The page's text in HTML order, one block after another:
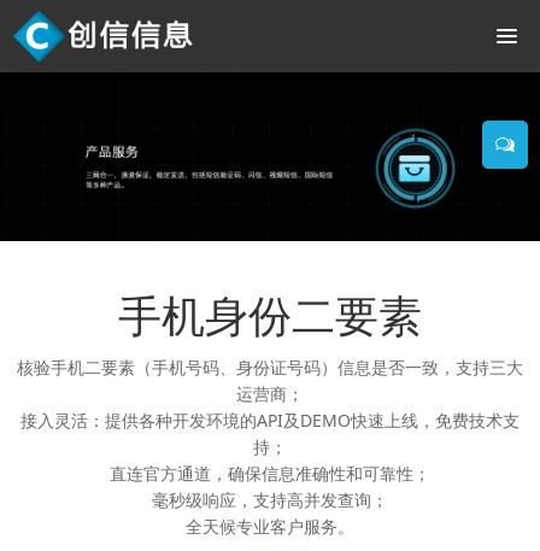
手机身份二要素
核验手机二要素（手机号码、身份证号码）信息是否一致，支持三大
运营商；
接入灵活：提供各种开发环境的API及DEMO快速上线，免费技术支
持；
直连官方通道，确保信息准确性和可靠性；
毫秒级响应，支持高并发查询；
全天候专业客户服务。